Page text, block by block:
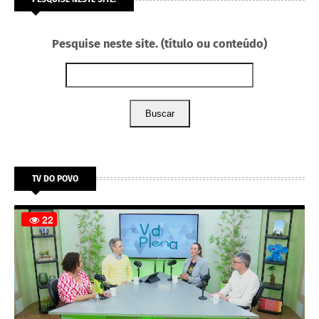
Pesquise neste site. (título ou conteúdo)
Buscar
TV DO POVO